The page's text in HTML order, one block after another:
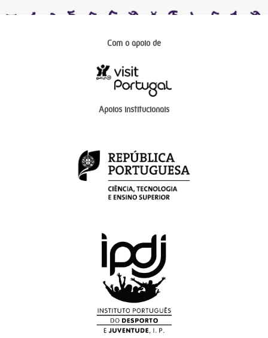
Com o apoio de
Apoios institucionais